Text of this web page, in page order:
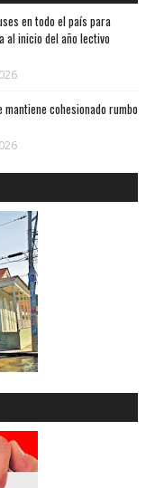
en todo el país para
inicio del año lectivo
cohesionado rumbo